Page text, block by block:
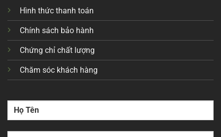
Hình thức thanh toán
Chính sách bảo hành
Chứng chỉ chất lượng
Chăm sóc khách hàng